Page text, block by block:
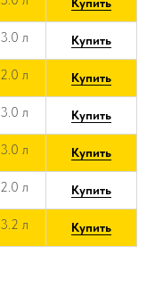
3.0 л Купить
2.0 л Купить
3.0 л Купить
3.0 л Купить
2.0 л Купить
3.2 л Купить